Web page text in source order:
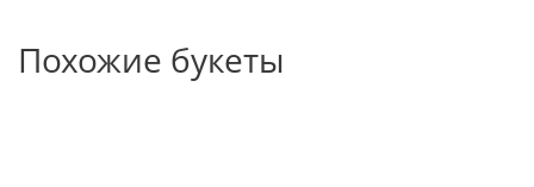
Похожие букеты